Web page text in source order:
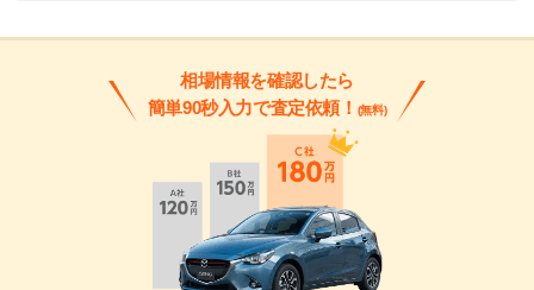
相場情報を確認したら
簡単90秒入力で査定依頼！ (無料)